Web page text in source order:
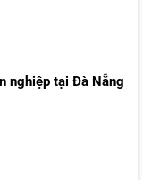
nghiệp tại Đà Nẵng